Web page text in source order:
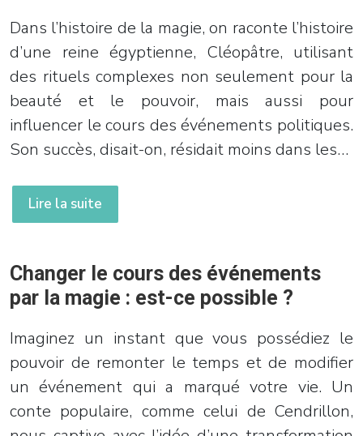
Dans l’histoire de la magie, on raconte l’histoire
d’une reine égyptienne, Cléopâtre, utilisant
des rituels complexes non seulement pour la
beauté et le pouvoir, mais aussi pour
influencer le cours des événements politiques.
Son succès, disait-on, résidait moins dans les…
Lire la suite
Changer le cours des événements
par la magie : est-ce possible ?
Imaginez un instant que vous possédiez le
pouvoir de remonter le temps et de modifier
un événement qui a marqué votre vie. Un
conte populaire, comme celui de Cendrillon,